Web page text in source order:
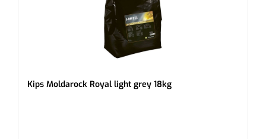
Kips Moldarock Royal light grey 18kg